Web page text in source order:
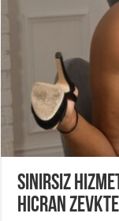
Sınırsız
Hicran